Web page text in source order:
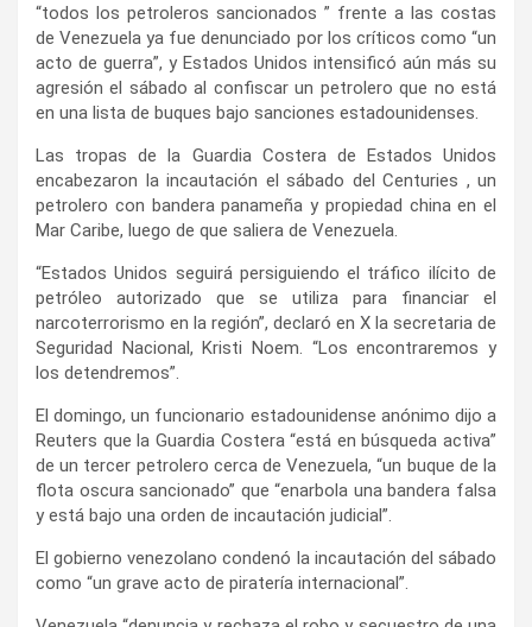
“todos los petroleros sancionados ” frente a las costas
de Venezuela ya fue denunciado por los críticos como “un
acto de guerra”, y Estados Unidos intensificó aún más su
agresión el sábado al confiscar un petrolero que no está
en una lista de buques bajo sanciones estadounidenses.
Las tropas de la Guardia Costera de Estados Unidos
encabezaron la incautación el sábado del Centuries , un
petrolero con bandera panameña y propiedad china en el
Mar Caribe, luego de que saliera de Venezuela.
“Estados Unidos seguirá persiguiendo el tráfico ilícito de
petróleo autorizado que se utiliza para financiar el
narcoterrorismo en la región”, declaró en X la secretaria de
Seguridad Nacional, Kristi Noem. “Los encontraremos y
los detendremos”.
El domingo, un funcionario estadounidense anónimo dijo a
Reuters que la Guardia Costera “está en búsqueda activa”
de un tercer petrolero cerca de Venezuela, “un buque de la
flota oscura sancionado” que “enarbola una bandera falsa
y está bajo una orden de incautación judicial”.
El gobierno venezolano condenó la incautación del sábado
como “un grave acto de piratería internacional”.